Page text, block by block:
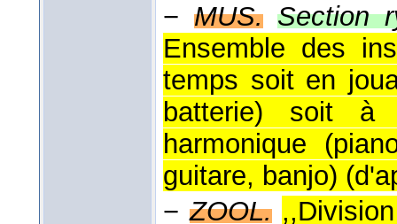
− MUS. Section
Ensemble des
temps soit en
batterie) soit
harmonique
guitare, banjo) (
−ZOOL.